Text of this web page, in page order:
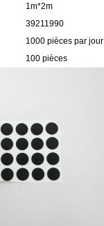
1m*2m
39211990
1000 pièces par jour
100 pièces